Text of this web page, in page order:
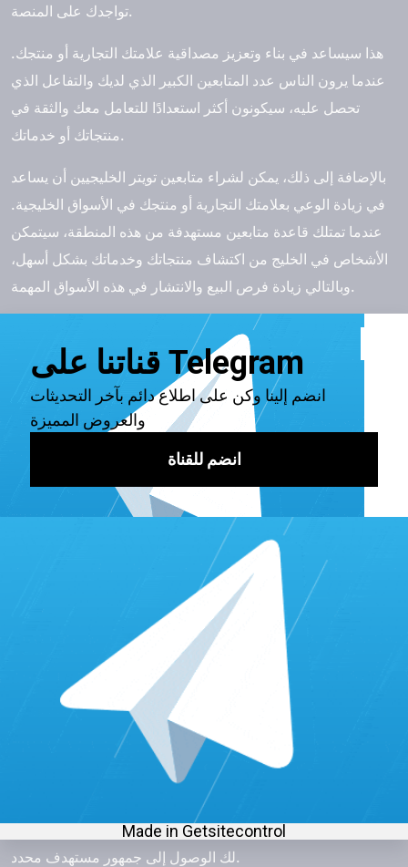
تواجدك على المنصة.
هذا سيساعد في بناء وتعزيز مصداقية علامتك التجارية أو منتجك.
عندما يرون الناس عدد المتابعين الكبير الذي لديك والتفاعل الذي
تحصل عليه، سيكونون أكثر استعدادًا للتعامل معك والثقة في
منتجاتك أو خدماتك.
بالإضافة إلى ذلك، يمكن لشراء متابعين تويتر الخليجيين أن يساعد
في زيادة الوعي بعلامتك التجارية أو منتجك في الأسواق الخليجية.
عندما تمتلك قاعدة متابعين مستهدفة من هذه المنطقة، سيتمكن
الأشخاص في الخليج من اكتشاف منتجاتك وخدماتك بشكل أسهل،
وبالتالي زيادة فرص البيع والانتشار في هذه الأسواق المهمة.
عند شراء متابعين تويتر خليجيين، من الأفضل البحث عن مزود
خدمة موثوق وذو سمعة جيدة لضمان الحصول على متابعين
حقيقيين ونشطين. يمكنك زيادة الوعي بعلامتك التجارية أو منتجك
من خلال خدمات شراء متابعين تويتر المقدمة بواسطة مواقع
موثوقة ومعروفة منأفضل موقع زيادة متابعين تويتر. يجب أن
يكون لديك استراتيجية تسويقية شاملة تستهدف الجمهور الخليجي
استخدام موقع برنس سيرفسس لزيادة
قد يكون استخدام موقع برنس سيرفسس هو وسيلة فعالة لزيادة
عدد المتابعين على تويتر من الخليج. يقدم هذا الموقع خدمات
لشراء المتابعين من الخليج ، وهو ما يعني أنه يمكنك الحصول على
متابعين حقيقيين ونشطين من الدول الخليجية مثل السعودية
من خلال شراء متابعين من المنطقة الجغرافية المستهدفة ، يمكنك
تحسين مصداقية حسابك وزيادة التفاعل المستخدم وانتشار
برنس سيرفسس
الوعي بعلامتك التجارية أو منتجك في السوق الخليجية ، حيث يتيح
لك الوصول إلى جمهور مستهدف محدد.